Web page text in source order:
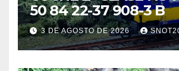
50 84 22-37 908-3 B
3 DE AGOSTO DE 2026